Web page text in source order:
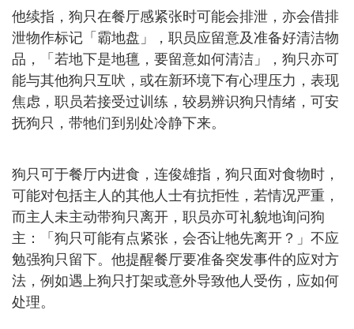
他续指，狗只在餐厅感紧张时可能会排泄，亦会借排
泄物作标记「霸地盘」，职员应留意及准备好清洁物
品，「若地下是地氊，要留意如何清洁」，狗只亦可
能与其他狗只互吠，或在新环境下有心理压力，表现
焦虑，职员若接受过训练，较易辨识狗只情绪，可安
抚狗只，带牠们到别处冷静下来。
狗只可于餐厅内进食，连俊雄指，狗只面对食物时，
可能对包括主人的其他人士有抗拒性，若情况严重，
而主人未主动带狗只离开，职员亦可礼貌地询问狗
主：「狗只可能有点紧张，会否让牠先离开？」不应
勉强狗只留下。他提醒餐厅要准备突发事件的应对方
法，例如遇上狗只打架或意外导致他人受伤，应如何
处理。